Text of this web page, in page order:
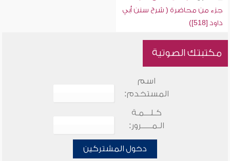
جزء من محاضرة ( شرح سنن أبي
داود [518])
مكتبتك الصوتية
اسم
المستخدم:
كـلـــمـة
الـمـــــرور:
دخول المشتركين